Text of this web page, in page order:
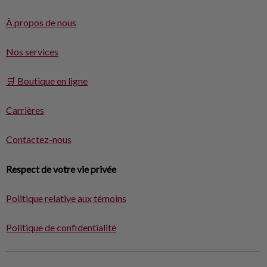
À propos de nous
Nos services
🛒 Boutique en ligne
Carrières
Contactez-nous
Respect de votre vie privée
Politique relative aux témoins
Politique de confidentialité